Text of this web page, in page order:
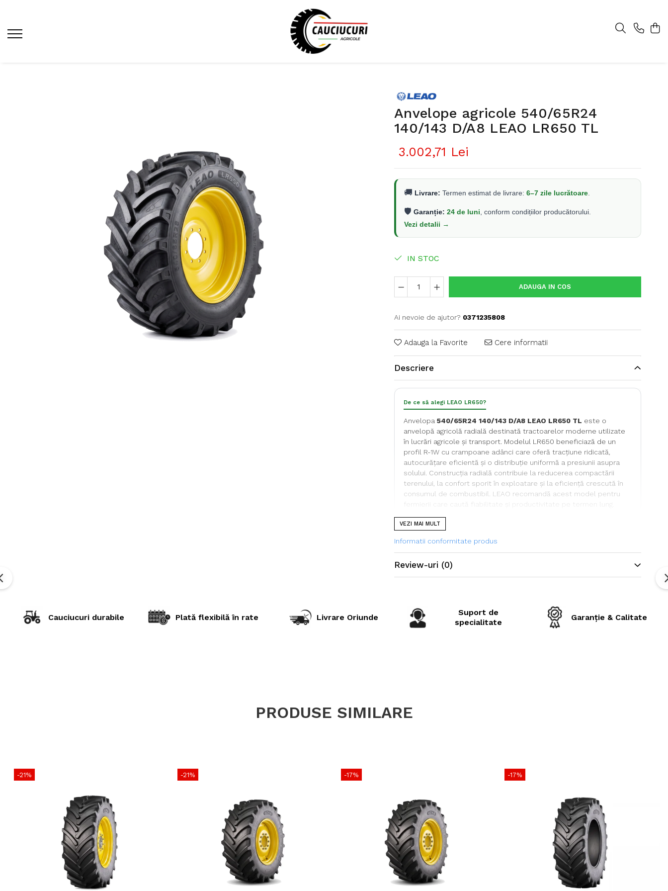
Anvelope agricole 540/65R24
140/143 D/A8 LEAO LR650 TL
3.002,71 Lei
🚚 Livrare: Termen estimat de livrare: 6–7 zile lucrătoare.
🛡️ Garanție: 24 de luni, conform condițiilor producătorului.
Vezi detalii →
IN STOC
ADAUGA IN COS
Ai nevoie de ajutor? 0371235808
Adauga la Favorite Cere informatii
Descriere
De ce să alegi LEAO LR650?
Anvelopa 540/65R24 140/143 D/A8 LEAO LR650 TL este o
anvelopă agricolă radială destinată tractoarelor moderne utilizate
în lucrări agricole și transport. Modelul LR650 beneficiază de un
profil R-1W cu crampoane adânci care oferă tracțiune ridicată,
autocurățare eficientă și o distribuție uniformă a presiunii asupra
solului. Construcția radială contribuie la reducerea compactării
terenului, la confort sporit în exploatare și la eficiență crescută în
consumul de combustibil. LEAO recomandă acest model pentru
fermierii care caută fiabilitate și productivitate pe termen lung.
Specificații tehnice
Dimensiune
Categorie
Anvelopă agricolă radială pentru
Viteză maximă
3873 mm
Număr crampoane
Jantă recomandată
Presiune recomandată
Greutate
Tip anvelopă
VEZI MAI MULT
Informatii conformitate produs
Review-uri (0)
Cauciucuri durabile Plată flexibilă în rate Livrare Oriunde
Suport de
specialitate
Garanție & Calitate
PRODUSE SIMILARE
-21% -21% -17% -17%